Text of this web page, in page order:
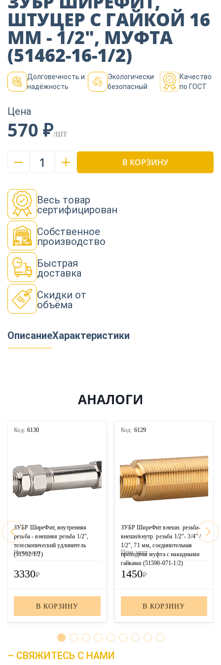
Пиломатериалы
Декор
Изоляция
Продукция из
дерева
Строительство
ШТУЦЕР С ГАЙКОЙ 16
ММ - 1/2″, МУФТА
(51462-16-1/2)
Долговечность и
надёжность
Экологически
безопасный
Качество
по ГОСТ
Цена
570 ₽/ШТ
1 В КОРЗИНУ
Весь товар
сертифицирован
Собственное
производство
Быстрая
доставка
Скидки от
объёма
ОписаниеХарактеристики
АНАЛОГИ
Код: 6130
ЗУБР ШиреФит, внутренняя
резьба - внешняя резьба 1/2″,
телескопический удлинитель
(51592-1/2)
Цена зашт
3330₽
В КОРЗИНУ
Код: 6129
ЗУБР ШиреФит внешн. резьба-
внешн/внутр. резьба 1/2″- 3/4″ /
1/2″, 71 мм, соединительная
проходная муфта с накидными
гайками (51590-071-1/2)
Цена зашт
1450₽
В КОРЗИНУ
– СВЯЖИТЕСЬ С НАМИ